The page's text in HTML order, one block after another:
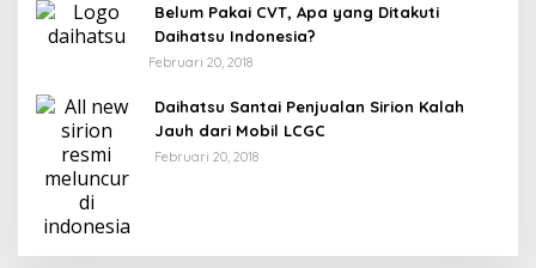
Belum Pakai CVT, Apa yang Ditakuti
Daihatsu Indonesia?
Februari 20, 2018
Daihatsu Santai Penjualan Sirion Kalah
Jauh dari Mobil LCGC
Februari 20, 2018